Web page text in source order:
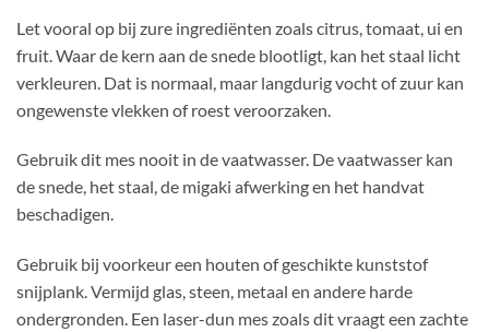
Let vooral op bij zure ingrediënten zoals citrus, tomaat, ui en
fruit. Waar de kern aan de snede blootligt, kan het staal licht
verkleuren. Dat is normaal, maar langdurig vocht of zuur kan
ongewenste vlekken of roest veroorzaken.
Gebruik dit mes nooit in de vaatwasser. De vaatwasser kan
de snede, het staal, de migaki afwerking en het handvat
beschadigen.
Gebruik bij voorkeur een houten of geschikte kunststof
snijplank. Vermijd glas, steen, metaal en andere harde
ondergronden. Een laser-dun mes zoals dit vraagt een zachte